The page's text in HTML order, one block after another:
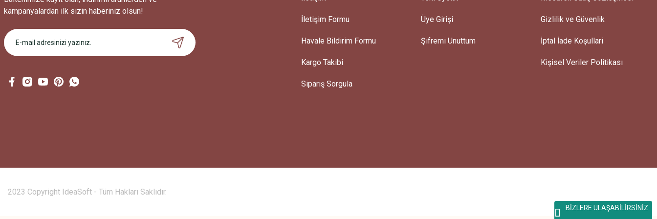
BİZLERE ULAŞABİLİRSİNİZ
Gönder
kampanyalardan ilk sizin haberiniz olsun!
İletişim Formu
Havale Bildirim Formu
Kargo Takibi
Sipariş Sorgula
Üye Girişi
Şifremi Unuttum
Gizlilik ve Güvenlik
İptal İade Koşullari
Kişisel Veriler Politikası
2023 Copyright IdeaSoft - Tüm Hakları Saklıdır.